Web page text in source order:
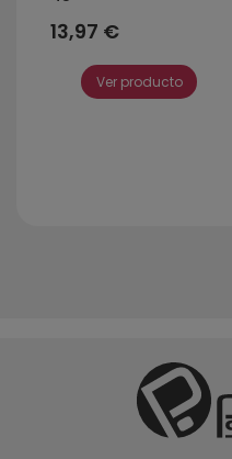
13,97 €
Ver producto